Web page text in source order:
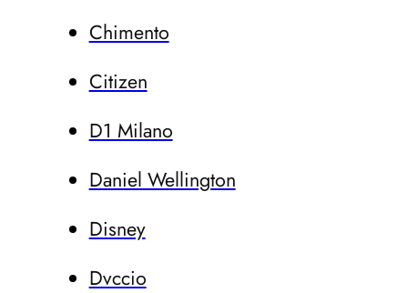
Chimento
Citizen
D1 Milano
Daniel Wellington
Disney
Dvccio